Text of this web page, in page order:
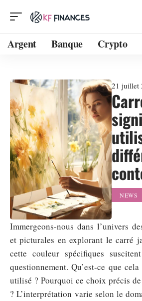
Argent Banque Crypto
21 juillet
NEWS
Immergeons-nous dans l’univers
et picturales en explorant le carré
cette couleur spécifiques
questionnement. Qu’est-ce que
utilisé ? Pourquoi ce choix précis
? L’interprétation varie selon le